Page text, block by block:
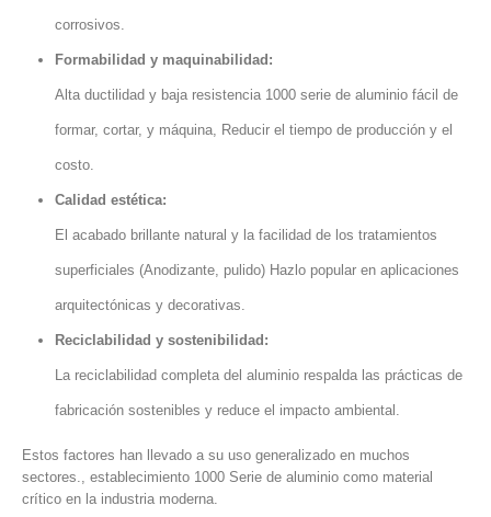
corrosivos.
Formabilidad y maquinabilidad:
Alta ductilidad y baja resistencia 1000 serie de aluminio fácil de
formar, cortar, y máquina, Reducir el tiempo de producción y el
costo.
Calidad estética:
El acabado brillante natural y la facilidad de los tratamientos
superficiales (Anodizante, pulido) Hazlo popular en aplicaciones
arquitectónicas y decorativas.
Reciclabilidad y sostenibilidad:
La reciclabilidad completa del aluminio respalda las prácticas de
fabricación sostenibles y reduce el impacto ambiental.
Estos factores han llevado a su uso generalizado en muchos
sectores., establecimiento 1000 Serie de aluminio como material
crítico en la industria moderna.